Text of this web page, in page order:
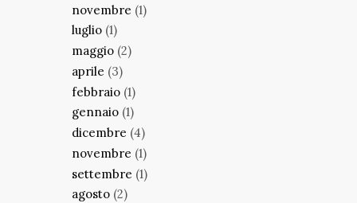
novembre (1)
luglio (1)
maggio (2)
aprile (3)
febbraio (1)
gennaio (1)
dicembre (4)
novembre (1)
settembre (1)
agosto (2)